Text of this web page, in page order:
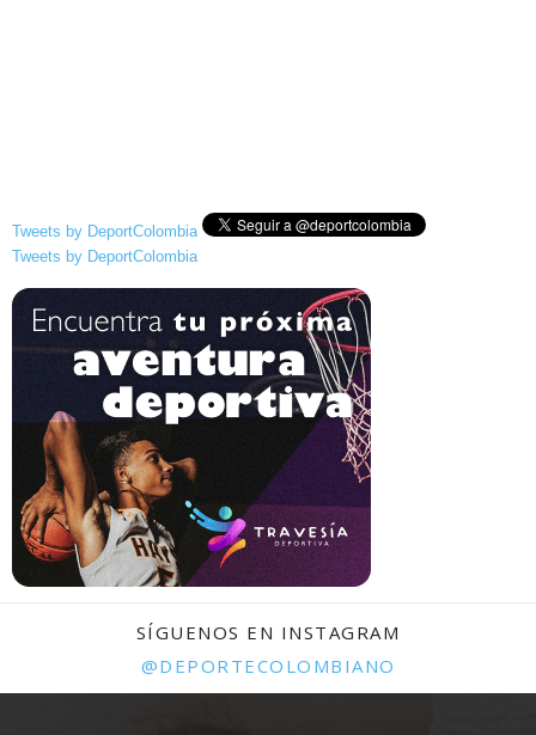
Tweets by DeportColombia
Tweets by DeportColombia
SÍGUENOS EN INSTAGRAM
@DEPORTECOLOMBIANO